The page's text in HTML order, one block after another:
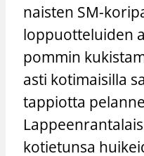
naisten SM-
loppuotteluiden
pommin
asti kotimaisilla
tappiotta
kotietunsa